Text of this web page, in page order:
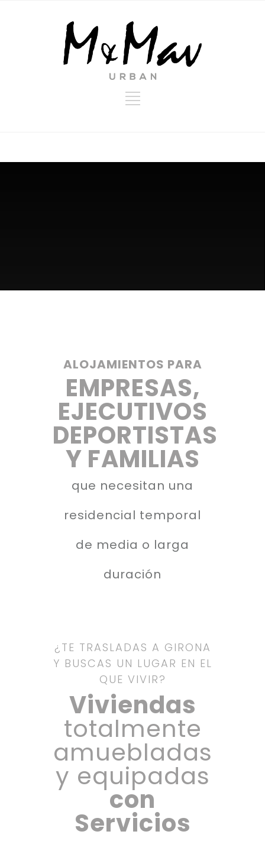
ALOJAMIENTOS PARA
EMPRESAS,
EJECUTIVOS
DEPORTISTAS
Y FAMILIAS
que necesitan una
residencial temporal
de media o larga
duración
¿TE TRASLADAS A GIRONA
Y BUSCAS UN LUGAR EN EL
QUE VIVIR?
Viviendas
totalmente
amuebladas
y equipadas
con
Servicios